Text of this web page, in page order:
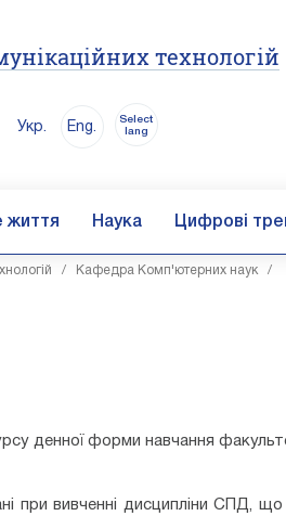
технологій
Укр. Eng.
Select
lang
життя Наука Цифрові
/ Кафедра Комп'ютерних наук /
денної форми навчання
при вивченні дисципліни СПД,